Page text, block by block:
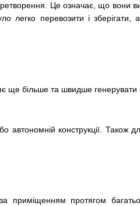
Це означає, що вони
легко перевозити і
ще більше та швидше генерувати
конструкції. Також
протягом